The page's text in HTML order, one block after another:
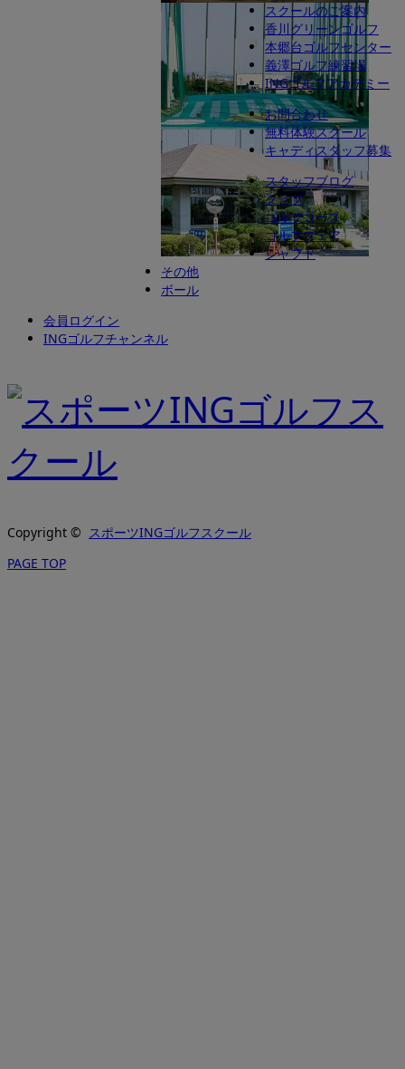
スクールのご案内
香川グリーンゴルフ
本郷台ゴルフセンター
義澤ゴルフ練習場
INGゴルフアカデミー
お問合わせ
無料体験スクール
キャディスタッフ募集
スタッフブログ
クラブ
ゴルフコース
ゴルフフェア
シャフト
その他
ボール
会員ログイン
INGゴルフチャンネル
Copyright © スポーツINGゴルフスクール
PAGE TOP